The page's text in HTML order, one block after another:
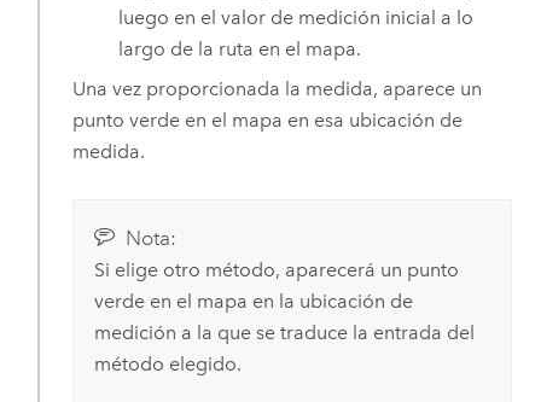
luego en el valor de medición inicial a lo
largo de la ruta en el mapa.
Una vez proporcionada la medida, aparece un
punto verde en el mapa en esa ubicación de
medida.
Nota:
Si elige otro método, aparecerá un punto
verde en el mapa en la ubicación de
medición a la que se traduce la entrada del
método elegido.